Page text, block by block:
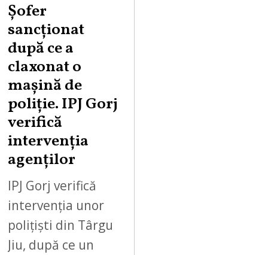
Șofer
sancționat
după ce a
claxonat o
mașină de
poliție. IPJ Gorj
verifică
intervenția
agenților
IPJ Gorj verifică
intervenția unor
polițiști din Târgu
Jiu, după ce un